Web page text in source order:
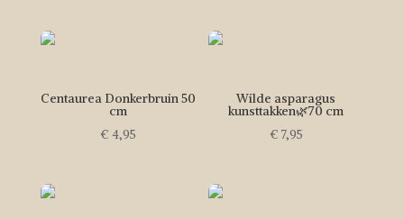
Centaurea Donkerbruin 50
cm
€ 4,95
Wilde asparagus
kunsttakken🌿70 cm
€ 7,95